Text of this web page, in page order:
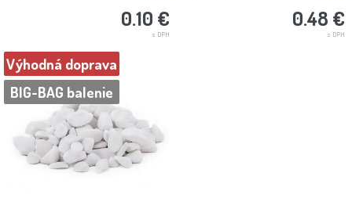
0.10 €
s DPH
0.48 €
s DPH
Výhodná doprava
BIG-BAG balenie